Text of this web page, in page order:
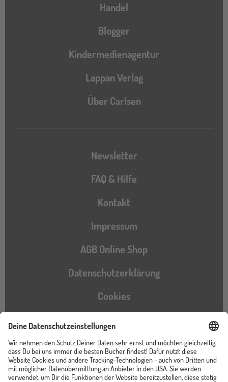
Handel
Blogger
Kindermedienagentur
Lappan Verlag
Über Carlsen
Newsletter
FAQ & Hilfe
Kontakt
Impressum
AGB Online Shop
Datenschutzerklärung
Cookies
Barrierefreiheitserklärung
Instagram
TikTokPinterestYouTubeFacebook